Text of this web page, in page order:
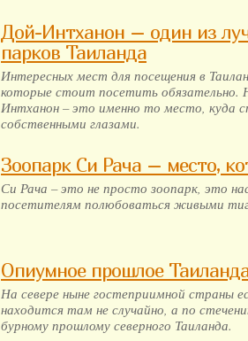
Дой-Интханон – один из
парков Таиланда
Интересных мест для посещения в
которые стоит посетить обязательно.
Интханон – это именно то место, куда
собственными глазами.
Зоопарк Си Рача – место,
Си Рача – это не просто зоопарк, это
посетителям полюбоваться живыми
Опиумное прошлое
На севере ныне гостеприимной страны
находится там не случайно, а по
бурному прошлому северного Таиланда.